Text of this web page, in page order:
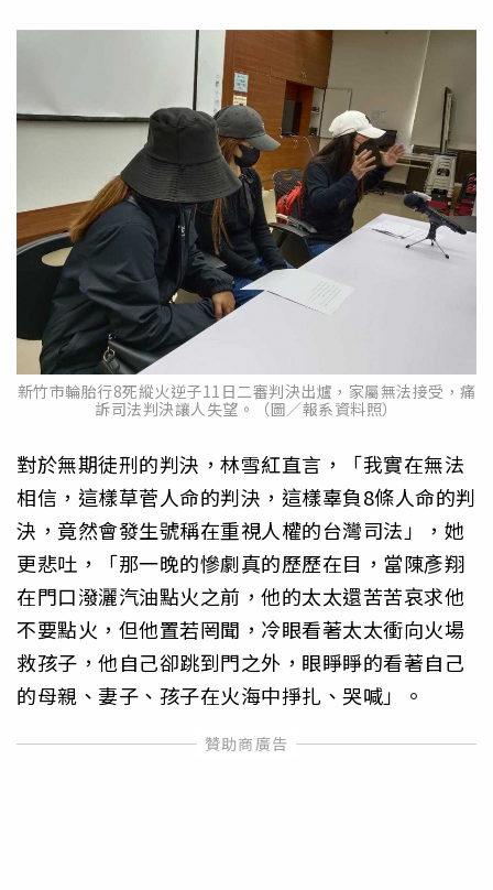
新竹市輪胎行8死縱火逆子11日二審判決出爐，家屬無法接受，痛
訴司法判決讓人失望。（圖／報系資料照）
對於無期徒刑的判決，林雪紅直言，「我實在無法
相信，這樣草菅人命的判決，這樣辜負8條人命的判
決，竟然會發生號稱在重視人權的台灣司法」，她
更悲吐，「那一晚的慘劇真的歷歷在目，當陳彥翔
在門口潑灑汽油點火之前，他的太太還苦苦哀求他
不要點火，但他置若罔聞，冷眼看著太太衝向火場
救孩子，他自己卻跳到門之外，眼睜睜的看著自己
的母親、妻子、孩子在火海中掙扎、哭喊」。